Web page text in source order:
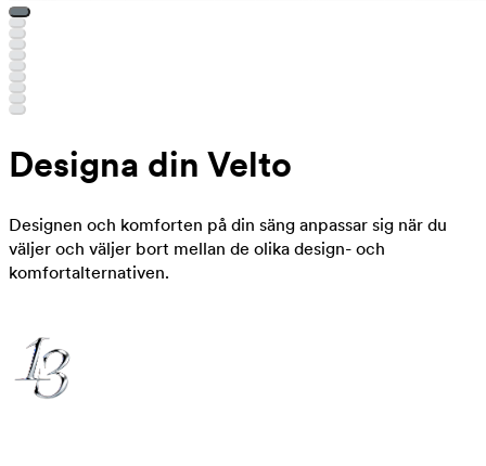
Designa din Velto
Designen och komforten på din säng anpassar sig när du
väljer och väljer bort mellan de olika design- och
komfortalternativen.